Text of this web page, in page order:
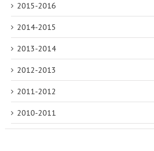
2015-2016
2014-2015
2013-2014
2012-2013
2011-2012
2010-2011